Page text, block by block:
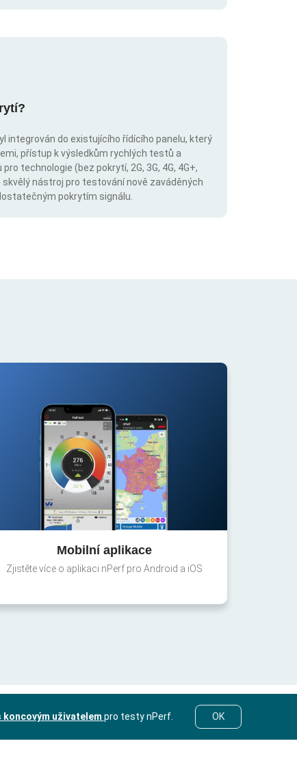
integrován do existujícího řídícího panelu, který
přístup k výsledkům rychlých testů a
technologie (bez pokrytí, 2G, 3G, 4G, 4G+,
nástroj pro testování nově zaváděných
pokrytím signálu.
Mobilní aplikace
Zjistěte více o aplikaci nPerf pro Android a iOS
koncovým uživatelem pro testy nPerf. OK